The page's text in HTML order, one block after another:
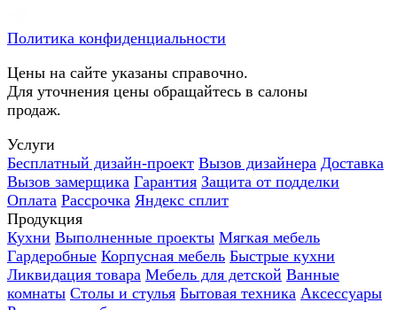
Политика конфиденциальности
Цены на сайте указаны справочно.
Для уточнения цены обращайтесь в салоны
продаж.
Услуги
Бесплатный дизайн-проект Вызов дизайнера Доставка
Вызов замерщика Гарантия Защита от подделки
Оплата Рассрочка Яндекс сплит
Продукция
Кухни Выполненные проекты Мягкая мебель
Гардеробные Корпусная мебель Быстрые кухни
Ликвидация товара Мебель для детской Ванные
комнаты Столы и стулья Бытовая техника Аксессуары